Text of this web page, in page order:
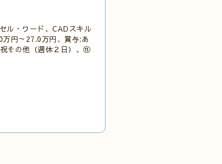
ル・ワード、CADスキル
円～27.0万円、賞与:あ
その他 （週休２日）、⑪